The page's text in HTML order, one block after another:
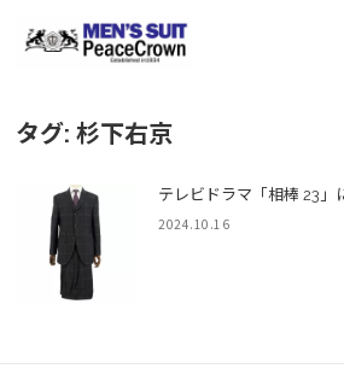
タグ: 杉下右京
テレビドラマ「相棒 23」
2024.10.16